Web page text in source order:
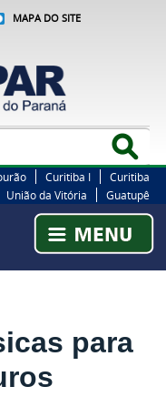
MAPA DO SITE
Curitiba I
Curitiba
União da Vitória Guatupê
para